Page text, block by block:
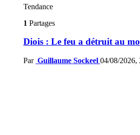
Tendance
1 Partages
Diois : Le feu a détruit au
Par Guillaume Sockeel 04/08/2026,